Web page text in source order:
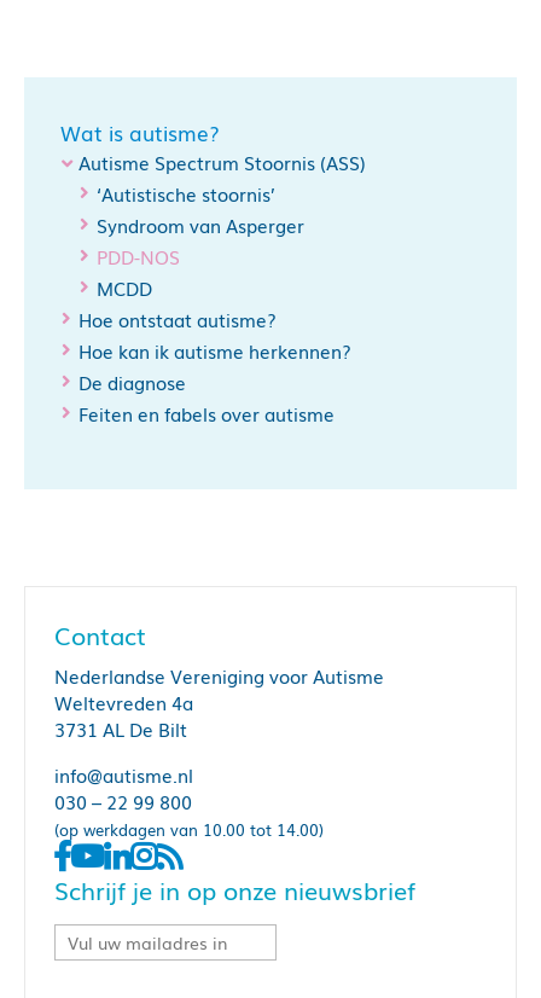
Wat is autisme?
Autisme Spectrum Stoornis (ASS)
‘Autistische stoornis’
Syndroom van Asperger
PDD-NOS
MCDD
Hoe ontstaat autisme?
Hoe kan ik autisme herkennen?
De diagnose
Feiten en fabels over autisme
Contact
Nederlandse Vereniging voor Autisme
Weltevreden 4a
3731 AL De Bilt
info@autisme.nl
030 – 22 99 800
(op werkdagen van 10.00 tot 14.00)
Schrijf je in op onze nieuwsbrief